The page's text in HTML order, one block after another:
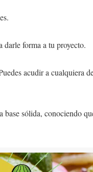
darle forma a tu proyecto.
acudir a cualquiera
sólida, conociendo